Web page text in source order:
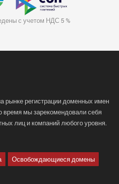
с учетом НДС 5 %
рынке регистрации доменных имен
время мы зарекомендовали себя
лиц и компаний любого уровня.
Освобождающиеся домены